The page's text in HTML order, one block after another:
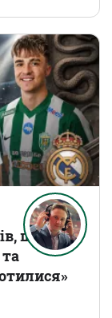
що